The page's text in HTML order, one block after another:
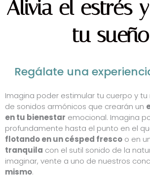
Alivia el estrés
tu sueño
Regálate una
Imagina poder estimular tu cuerpo y
de sonidos armónicos que crearán un
en tu bienestar emocional. Imagina
profundamente hasta el punto en el
flotando en un césped fresco o en
tranquila con el sutil sonido de la
imaginar, vente a uno de nuestros
mismo.